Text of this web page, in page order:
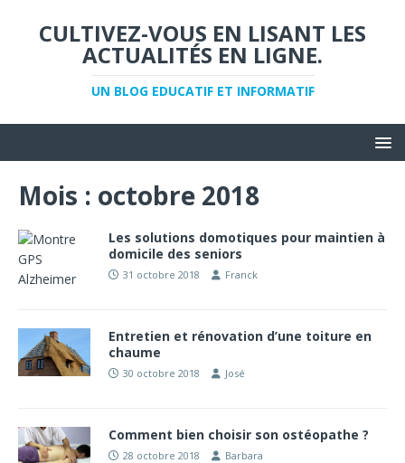
CULTIVEZ-VOUS EN LISANT LES
ACTUALITÉS EN LIGNE.
UN BLOG EDUCATIF ET INFORMATIF
Mois : octobre 2018
Les solutions domotiques pour maintien à
domicile des seniors
31 octobre 2018 Franck
Entretien et rénovation d’une toiture en
chaume
30 octobre 2018 José
Comment bien choisir son ostéopathe ?
28 octobre 2018 Barbara